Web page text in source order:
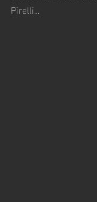
Pirelli...